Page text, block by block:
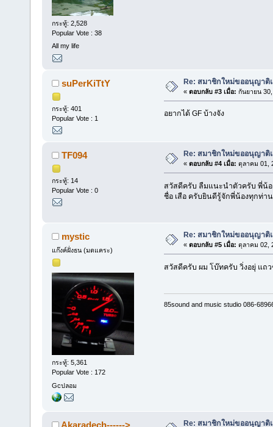
กระทู้: 2,528
Popular Vote : 38
All my life
suPerKiTtY
กระทู้: 401
Popular Vote : 1
Re: สมาชิกใหม่ขออนุญาติ
« ตอบกลับ #3 เมื่อ: กันยายน
อยากได้ GF บ้างจัง
TF094
กระทู้: 14
Popular Vote : 0
Re: สมาชิกใหม่ขออนุญาติ
« ตอบกลับ #4 เมื่อ: ตุลาคม 01,
สวัสดีครับ ลืมแนะนำตัวครับ พี่น้อ
ชื่อ เสือ ครับยินดีรู้จักพี่น้องทุกท่า
mystic
แก๊งค์ฝั่งธน (มดแคระ)
กระทู้: 5,361
Popular Vote : 172
Gcปลอม
Re: สมาชิกใหม่ขออนุญาติ
« ตอบกลับ #5 เมื่อ: ตุลาคม 02,
สวัสดีครับ ผม โบ๊ทครับ วิ่งอยุ่ แถ
85sound and music studio 086-
Akaradech------> Re: สมาชิกใหม่ขออนุญาติ